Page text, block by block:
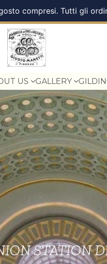
compresi. Tutti gli
US GALLERY
STATION